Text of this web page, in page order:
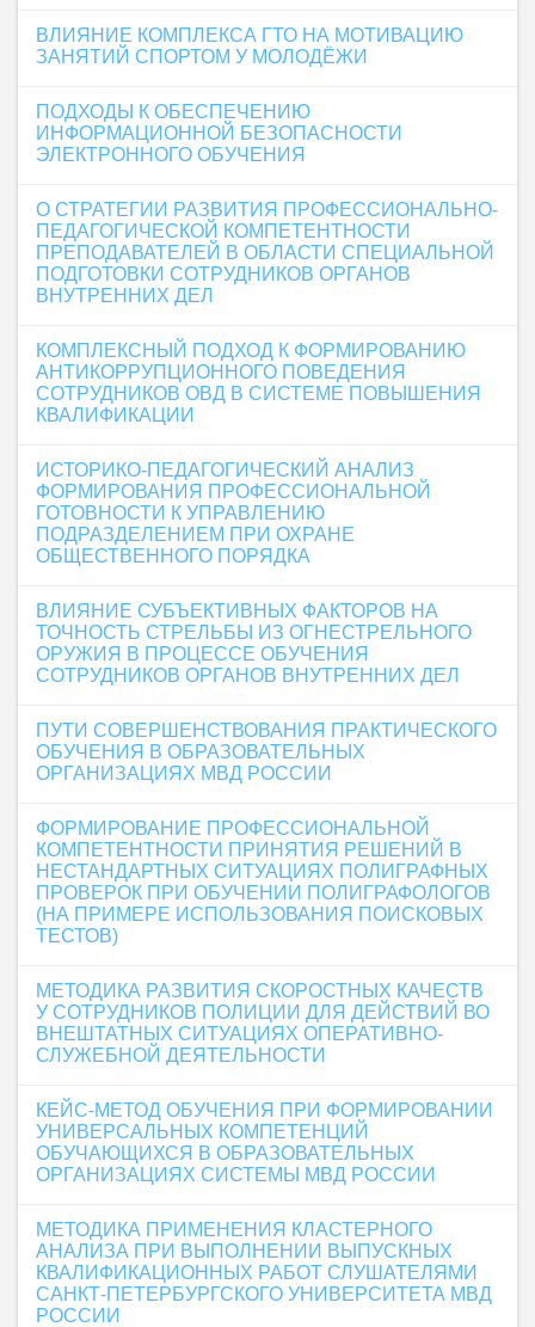
ВЛИЯНИЕ КОМПЛЕКСА ГТО НА МОТИВАЦИЮ
ЗАНЯТИЙ СПОРТОМ У МОЛОДЁЖИ
ПОДХОДЫ К ОБЕСПЕЧЕНИЮ
ИНФОРМАЦИОННОЙ БЕЗОПАСНОСТИ
ЭЛЕКТРОННОГО ОБУЧЕНИЯ
О СТРАТЕГИИ РАЗВИТИЯ ПРОФЕССИОНАЛЬНО-
ПЕДАГОГИЧЕСКОЙ КОМПЕТЕНТНОСТИ
ПРЕПОДАВАТЕЛЕЙ В ОБЛАСТИ СПЕЦИАЛЬНОЙ
ПОДГОТОВКИ СОТРУДНИКОВ ОРГАНОВ
ВНУТРЕННИХ ДЕЛ
КОМПЛЕКСНЫЙ ПОДХОД К ФОРМИРОВАНИЮ
АНТИКОРРУПЦИОННОГО ПОВЕДЕНИЯ
СОТРУДНИКОВ ОВД В СИСТЕМЕ ПОВЫШЕНИЯ
КВАЛИФИКАЦИИ
ИСТОРИКО-ПЕДАГОГИЧЕСКИЙ АНАЛИЗ
ФОРМИРОВАНИЯ ПРОФЕССИОНАЛЬНОЙ
ГОТОВНОСТИ К УПРАВЛЕНИЮ
ПОДРАЗДЕЛЕНИЕМ ПРИ ОХРАНЕ
ОБЩЕСТВЕННОГО ПОРЯДКА
ВЛИЯНИЕ СУБЪЕКТИВНЫХ ФАКТОРОВ НА
ТОЧНОСТЬ СТРЕЛЬБЫ ИЗ ОГНЕСТРЕЛЬНОГО
ОРУЖИЯ В ПРОЦЕССЕ ОБУЧЕНИЯ
СОТРУДНИКОВ ОРГАНОВ ВНУТРЕННИХ ДЕЛ
ПУТИ СОВЕРШЕНСТВОВАНИЯ ПРАКТИЧЕСКОГО
ОБУЧЕНИЯ В ОБРАЗОВАТЕЛЬНЫХ
ОРГАНИЗАЦИЯХ МВД РОССИИ
ФОРМИРОВАНИЕ ПРОФЕССИОНАЛЬНОЙ
КОМПЕТЕНТНОСТИ ПРИНЯТИЯ РЕШЕНИЙ В
НЕСТАНДАРТНЫХ СИТУАЦИЯХ ПОЛИГРАФНЫХ
ПРОВЕРОК ПРИ ОБУЧЕНИИ ПОЛИГРАФОЛОГОВ
(НА ПРИМЕРЕ ИСПОЛЬЗОВАНИЯ ПОИСКОВЫХ
ТЕСТОВ)
МЕТОДИКА РАЗВИТИЯ СКОРОСТНЫХ КАЧЕСТВ
У СОТРУДНИКОВ ПОЛИЦИИ ДЛЯ ДЕЙСТВИЙ ВО
ВНЕШТАТНЫХ СИТУАЦИЯХ ОПЕРАТИВНО-
СЛУЖЕБНОЙ ДЕЯТЕЛЬНОСТИ
КЕЙС-МЕТОД ОБУЧЕНИЯ ПРИ ФОРМИРОВАНИИ
УНИВЕРСАЛЬНЫХ КОМПЕТЕНЦИЙ
ОБУЧАЮЩИХСЯ В ОБРАЗОВАТЕЛЬНЫХ
ОРГАНИЗАЦИЯХ СИСТЕМЫ МВД РОССИИ
МЕТОДИКА ПРИМЕНЕНИЯ КЛАСТЕРНОГО
АНАЛИЗА ПРИ ВЫПОЛНЕНИИ ВЫПУСКНЫХ
КВАЛИФИКАЦИОННЫХ РАБОТ СЛУШАТЕЛЯМИ
САНКТ-ПЕТЕРБУРГСКОГО УНИВЕРСИТЕТА МВД
РОССИИ